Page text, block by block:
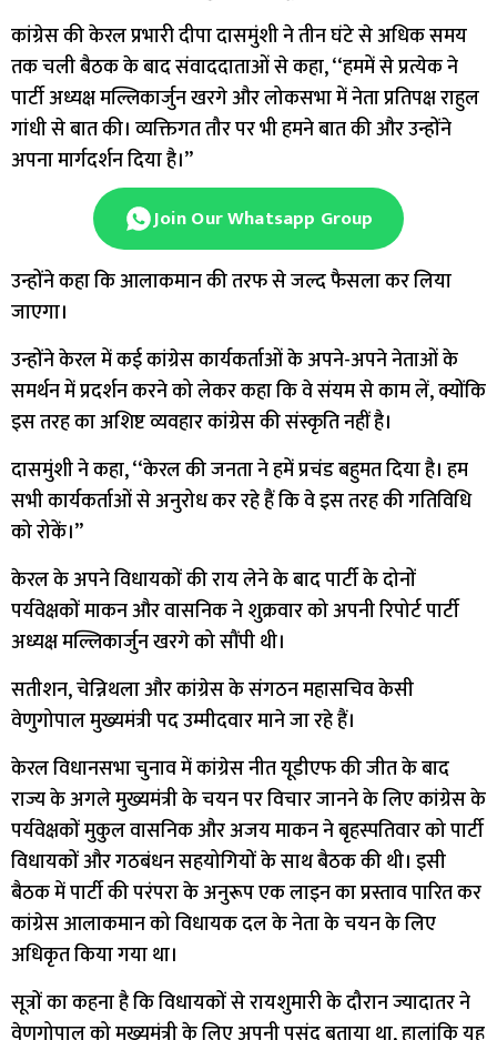
कांग्रेस की केरल प्रभारी दीपा दासमुंशी ने तीन घंटे से अधिक समय
तक चली बैठक के बाद संवाददाताओं से कहा, ‘‘हममें से प्रत्येक ने
पार्टी अध्यक्ष मल्लिकार्जुन खरगे और लोकसभा में नेता प्रतिपक्ष राहुल
गांधी से बात की। व्यक्तिगत तौर पर भी हमने बात की और उन्होंने
अपना मार्गदर्शन दिया है।’’
Join Our Whatsapp Group
उन्होंने कहा कि आलाकमान की तरफ से जल्द फैसला कर लिया
जाएगा।
उन्होंने केरल में कई कांग्रेस कार्यकर्ताओं के अपने-अपने नेताओं के
समर्थन में प्रदर्शन करने को लेकर कहा कि वे संयम से काम लें, क्योंकि
इस तरह का अशिष्ट व्यवहार कांग्रेस की संस्कृति नहीं है।
दासमुंशी ने कहा, ‘‘केरल की जनता ने हमें प्रचंड बहुमत दिया है। हम
सभी कार्यकर्ताओं से अनुरोध कर रहे हैं कि वे इस तरह की गतिविधि
को रोकें।’’
केरल के अपने विधायकों की राय लेने के बाद पार्टी के दोनों
पर्यवेक्षकों माकन और वासनिक ने शुक्रवार को अपनी रिपोर्ट पार्टी
अध्यक्ष मल्लिकार्जुन खरगे को सौंपी थी।
सतीशन, चेन्निथला और कांग्रेस के संगठन महासचिव केसी
वेणुगोपाल मुख्यमंत्री पद उम्मीदवार माने जा रहे हैं।
केरल विधानसभा चुनाव में कांग्रेस नीत यूडीएफ की जीत के बाद
राज्य के अगले मुख्यमंत्री के चयन पर विचार जानने के लिए कांग्रेस के
पर्यवेक्षकों मुकुल वासनिक और अजय माकन ने बृहस्पतिवार को पार्टी
विधायकों और गठबंधन सहयोगियों के साथ बैठक की थी। इसी
बैठक में पार्टी की परंपरा के अनुरूप एक लाइन का प्रस्ताव पारित कर
कांग्रेस आलाकमान को विधायक दल के नेता के चयन के लिए
अधिकृत किया गया था।
सूत्रों का कहना है कि विधायकों से रायशुमारी के दौरान ज्यादातर ने